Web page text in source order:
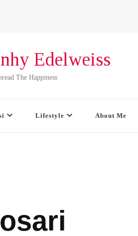
Edelweiss
The Happiness
Lifestyle About Me